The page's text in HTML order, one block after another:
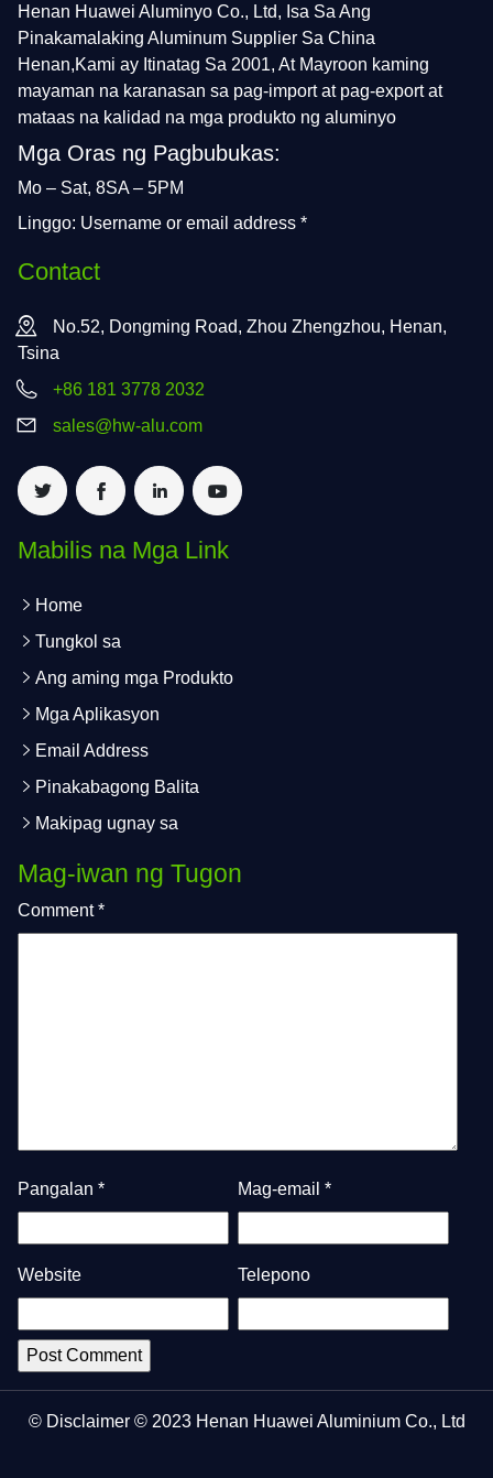
Henan Huawei Aluminyo Co., Ltd, Isa Sa Ang
Pinakamalaking Aluminum Supplier Sa China
Henan,Kami ay Itinatag Sa 2001, At Mayroon kaming
mayaman na karanasan sa pag-import at pag-export at
mataas na kalidad na mga produkto ng aluminyo
Mga Oras ng Pagbubukas:
Mo – Sat, 8SA – 5PM
Linggo: Username or email address *
Contact
No.52, Dongming Road, Zhou Zhengzhou, Henan,
Tsina
+86 181 3778 2032
sales@hw-alu.com
Mabilis na Mga Link
Home
Tungkol sa
Ang aming mga Produkto
Mga Aplikasyon
Email Address
Pinakabagong Balita
Makipag ugnay sa
Mag-iwan ng Tugon
Comment*
Pangalan * Mag-email *
Website Telepono
© Disclaimer © 2023 Henan Huawei Aluminium Co., Ltd